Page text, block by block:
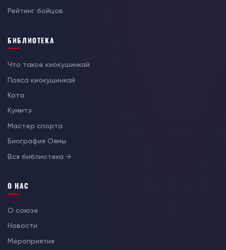
Рейтинг бойцов
БИБЛИОТЕКА
Что такое киокушинкай
Пояса киокушинкай
Ката
Кумитэ
Мастер спорта
Биография Оямы
Вся библиотека →
О НАС
О союзе
Новости
Мероприятия